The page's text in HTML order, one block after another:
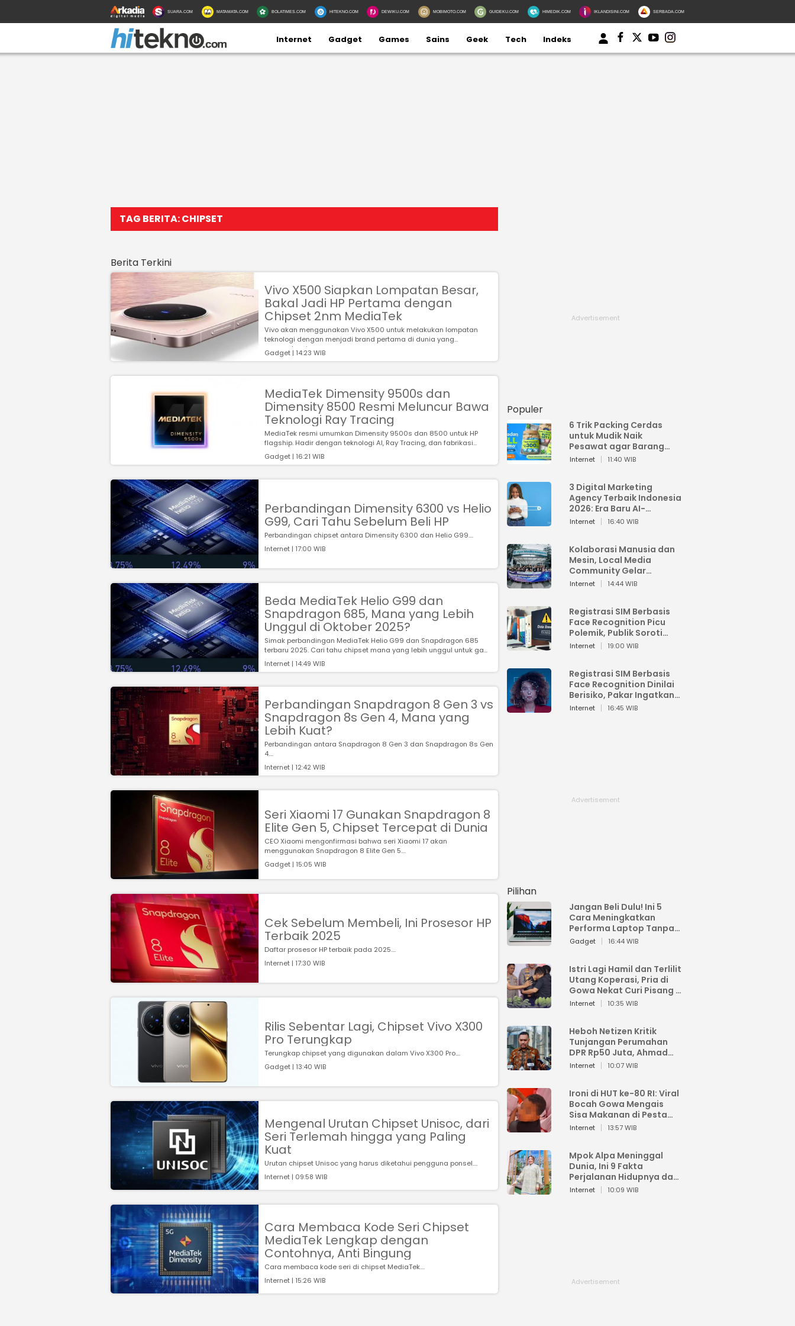
SUARA.COM MATAMATA.COM BOLATIMES.COM HITEKNO.COM DEWIKU.COM MOBIMOTO.COM GUIDEKU.COM HIMEDIK.COM IKLANDISINI.COM SERBADA.COM
Internet Gadget Games Sains Geek Tech Indeks
TAG BERITA: CHIPSET
Berita Terkini
Vivo X500 Siapkan Lompatan Besar,
Bakal Jadi HP Pertama dengan
Chipset 2nm MediaTek
Vivo akan menggunakan Vivo X500 untuk melakukan lompatan
teknologi dengan menjadi brand pertama di dunia yang
mengadopsi...
Gadget | 14:23 WIB
MediaTek Dimensity 9500s dan
Dimensity 8500 Resmi Meluncur Bawa
Teknologi Ray Tracing
MediaTek resmi umumkan Dimensity 9500s dan 8500 untuk HP
flagship. Hadir dengan teknologi AI, Ray Tracing, dan fabrikasi...
Gadget | 16:21 WIB
Perbandingan Dimensity 6300 vs Helio
G99, Cari Tahu Sebelum Beli HP
Perbandingan chipset antara Dimensity 6300 dan Helio G99....
Internet | 17:00 WIB
Beda MediaTek Helio G99 dan
Snapdragon 685, Mana yang Lebih
Unggul di Oktober 2025?
Simak perbandingan MediaTek Helio G99 dan Snapdragon 685
terbaru 2025. Cari tahu chipset mana yang lebih unggul untuk ga...
Internet | 14:49 WIB
Perbandingan Snapdragon 8 Gen 3 vs
Snapdragon 8s Gen 4, Mana yang
Lebih Kuat?
Perbandingan antara Snapdragon 8 Gen 3 dan Snapdragon 8s Gen
4....
Internet | 12:42 WIB
Seri Xiaomi 17 Gunakan Snapdragon 8
Elite Gen 5, Chipset Tercepat di Dunia
CEO Xiaomi mengonfirmasi bahwa seri Xiaomi 17 akan
menggunakan Snapdragon 8 Elite Gen 5....
Gadget | 15:05 WIB
Cek Sebelum Membeli, Ini Prosesor HP
Terbaik 2025
Daftar prosesor HP terbaik pada 2025....
Internet | 17:30 WIB
Rilis Sebentar Lagi, Chipset Vivo X300
Pro Terungkap
Terungkap chipset yang digunakan dalam Vivo X300 Pro....
Gadget | 13:40 WIB
Mengenal Urutan Chipset Unisoc, dari
Seri Terlemah hingga yang Paling
Kuat
Urutan chipset Unisoc yang harus diketahui pengguna ponsel....
Internet | 09:58 WIB
Cara Membaca Kode Seri Chipset
MediaTek Lengkap dengan
Contohnya, Anti Bingung
Cara membaca kode seri di chipset MediaTek....
Internet | 15:26 WIB
Populer
6 Trik Packing Cerdas
untuk Mudik Naik
Pesawat agar Barang
Tidak Over Bagasi
Internet 11:40 WIB
3 Digital Marketing
Agency Terbaik Indonesia
2026: Era Baru AI-
Powered Marketing
Internet 16:40 WIB
Kolaborasi Manusia dan
Mesin, Local Media
Community Gelar
Workshop Google AI
Internet 14:44 WIB
Registrasi SIM Berbasis
Face Recognition Picu
Polemik, Publik Soroti
Risiko Kebocoran Data
Internet 19:00 WIB
Registrasi SIM Berbasis
Face Recognition Dinilai
Berisiko, Pakar Ingatkan
Ancaman Privasi dan
Internet 16:45 WIB
Pilihan
Jangan Beli Dulu! Ini 5
Cara Meningkatkan
Performa Laptop Tanpa
Harus Beli Baru
Gadget 16:44 WIB
Istri Lagi Hamil dan Terlilit
Utang Koperasi, Pria di
Gowa Nekat Curi Pisang 4
Tandan Milik Tetangga,
Internet 10:35 WIB
Heboh Netizen Kritik
Tunjangan Perumahan
DPR Rp50 Juta, Ahmad
Sahroni: Enggak Senang
Internet 10:07 WIB
Ironi di HUT ke-80 RI: Viral
Bocah Gowa Mengais
Sisa Makanan di Pesta
Kemerdekaan
Internet 13:57 WIB
Mpok Alpa Meninggal
Dunia, Ini 9 Fakta
Perjalanan Hidupnya dari
Viral hingga Puncak
Internet 10:09 WIB